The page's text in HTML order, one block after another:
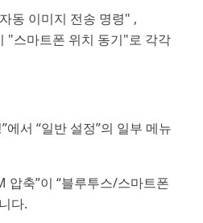
동 이미지 전송 명령" ,
"스마트폰 위치 동기"로 각각
에서 “일반 설정”의 일부 메뉴
압축”이 “블루투스/스마트폰
다.